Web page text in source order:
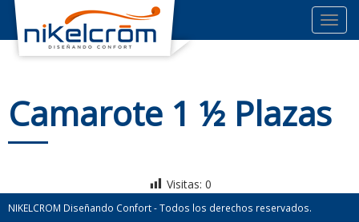
Camarote 1 ½ Plazas
Visitas: 0
NIKELCROM Diseñando Confort - Todos los derechos reservados.